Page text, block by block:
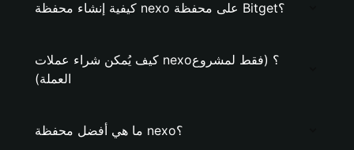
كيفية إنشاء محفظة nexo على محفظة Bitget؟
كيف يُمكن شراء عملات nexo؟ (فقط لمشروع
العملة)
ما هي أفضل محفظة nexo؟